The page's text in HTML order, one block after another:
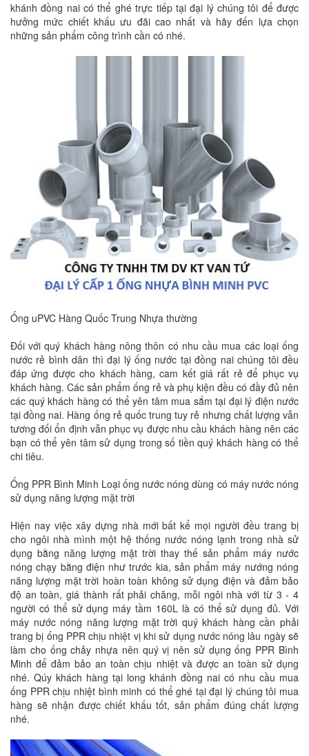
khánh đồng nai có thể ghé trực tiếp tại đại lý chúng tôi để được
hưởng mức chiết khấu ưu đãi cao nhất và hãy đến lựa chọn
những sản phẩm công trình cần có nhé.
Ống uPVC Hàng Quốc Trung Nhựa thường
Đối với quý khách hàng nông thôn có nhu cầu mua các loại ống
nước rẻ bình dân thì đại lý ống nước tại đồng nai chúng tôi đều
đáp ứng được cho khách hàng, cam kết giá rất rẻ để phục vụ
khách hàng. Các sản phẩm ống rẻ và phụ kiện đều có đầy đủ nên
các quý khách hàng có thể yên tâm mua sắm tại đại lý điện nước
tại đồng nai. Hàng ống rẻ quốc trung tuy rẻ nhưng chất lượng vẫn
tương đối ổn định vẫn phục vụ được nhu cầu khách hàng nên các
bạn có thể yên tâm sử dụng trong số tiền quý khách hàng có thể
chi tiêu.
Ống PPR Bình Minh Loại ống nước nóng dùng có máy nước nóng
sử dụng năng lượng mặt trời
Hiện nay việc xây dựng nhà mới bất kể mọi người đều trang bị
cho ngôi nhà mình một hệ thống nước nóng lạnh trong nhà sử
dụng bằng năng lượng mặt trời thay thế sản phẩm máy nước
nóng chạy bằng điện như trước kia, sản phẩm máy nướng nóng
năng lượng mặt trời hoàn toàn không sử dụng điện và đảm bảo
độ an toàn, giá thành rất phải chăng, mỗi ngôi nhà với từ 3 - 4
người có thể sử dụng máy tầm 160L là có thể sử dụng đủ. Với
máy nước nóng năng lượng mặt trời quý khách hàng cần phải
trang bị ống PPR chịu nhiệt vị khi sử dụng nước nóng lâu ngày sẽ
làm cho ống chảy nhựa nên quý vị nên sử dụng ống PPR Bình
Minh để đảm bảo an toàn chịu nhiệt và được an toàn sử dụng
nhé. Qúy khách hàng tại long khánh đồng nai có nhu cầu mua
ống PPR chịu nhiệt bình minh có thể ghé tại đại lý chúng tôi mua
hàng sẽ nhận được chiết khấu tốt, sản phẩm đúng chất lượng
nhé.